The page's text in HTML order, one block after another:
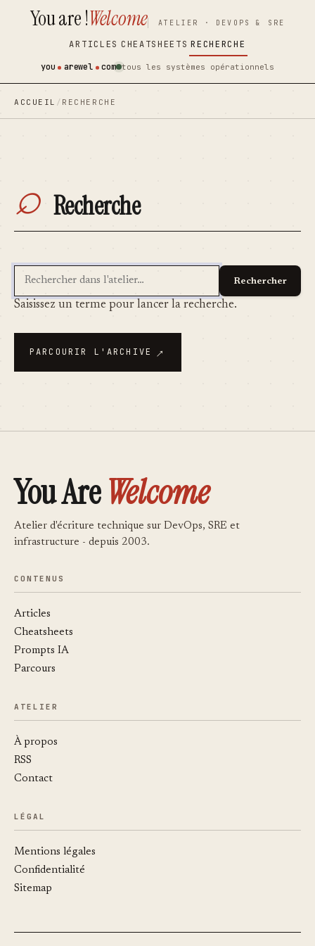
contenu
principal
contenu
principal
You are !Welcome ATELIER · DEVOPS & SRE
ARTICLES CHEATSHEETS RECHERCHE
you
arewel com tous les systèmes opérationnels
ACCUEIL / RECHERCHE
⌕ Recherche
Rechercher
Rechercher
Saisissez un terme pour lancer la recherche.
PARCOURIR L'ARCHIVE→
You AreWelcome
Atelier d'écriture technique sur DevOps, SRE et
infrastructure - depuis 2003.
CONTENUS
Articles
Cheatsheets
Prompts IA
Parcours
ATELIER
À propos
RSS
Contact
LÉGAL
Mentions légales
Confidentialité
Sitemap